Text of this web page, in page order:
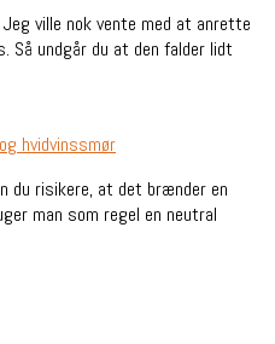
ville nok vente med at anrette
Så undgår du at den falder lidt
hvidvinssmør
du risikere, at det brænder en
man som regel en neutral